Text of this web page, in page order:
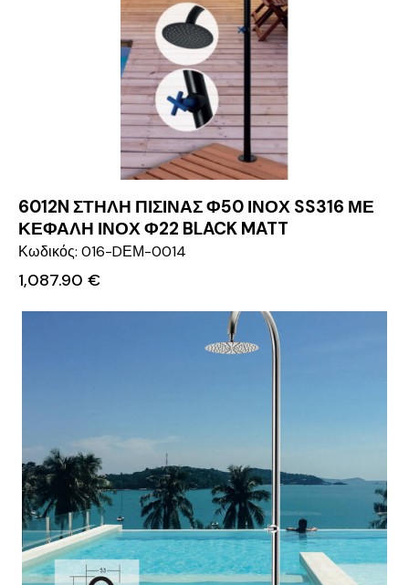
6012N ΣΤΗΛΗ ΠΙΣΙΝΑΣ Φ50 ΙΝΟΧ SS316 ΜΕ
ΚΕΦΑΛΗ ΙΝΟΧ Φ22 BLACK MATT
Κωδικός: 016-DΕΜ-0014
1,087.90 €